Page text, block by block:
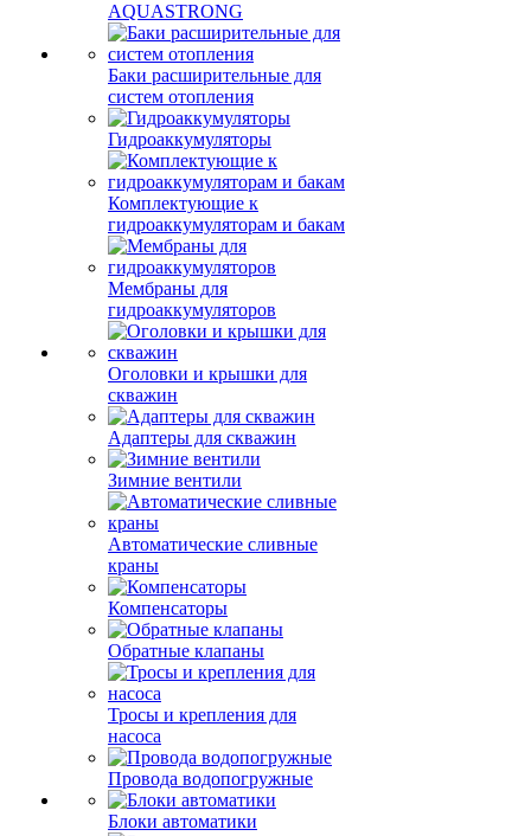
AQUASTRONG
Баки расширительные для
систем отопления
Гидроаккумуляторы
Комплектующие к
гидроаккумуляторам и бакам
Мембраны для
гидроаккумуляторов
Оголовки и крышки для
скважин
Адаптеры для скважин
Зимние вентили
Автоматические сливные
краны
Компенсаторы
Обратные клапаны
Тросы и крепления для
насоса
Провода водопогружные
Блоки автоматики